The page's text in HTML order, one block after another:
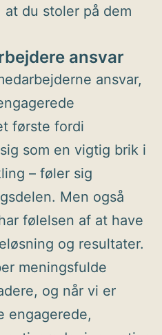
du stoler på dem
ansvar
ansvar,
første fordi
som en vigtig brik i
– føler sig
Men også
følelsen af at have
og resultater.
meningsfulde
og når vi er
engagerede,